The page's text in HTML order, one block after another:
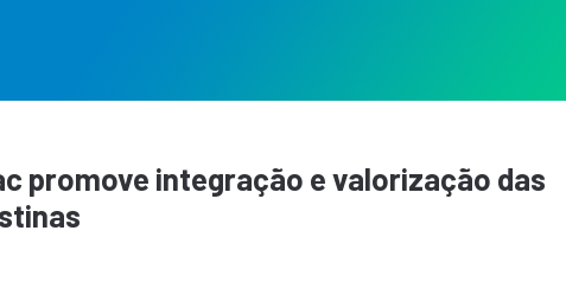
promove integração e valorização das